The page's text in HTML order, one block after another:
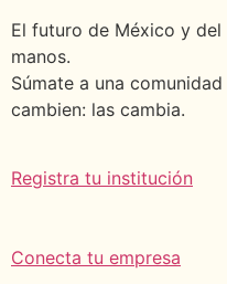
El futuro de México y
manos.
Súmate a una
cambien: las cambia.
Registra tu institución
Conecta tu empresa